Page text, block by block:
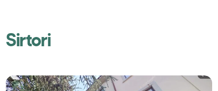
Luoghi da conoscere
Sirtori